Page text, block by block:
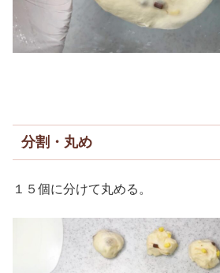
分割・丸め
１５個に分けて丸める。